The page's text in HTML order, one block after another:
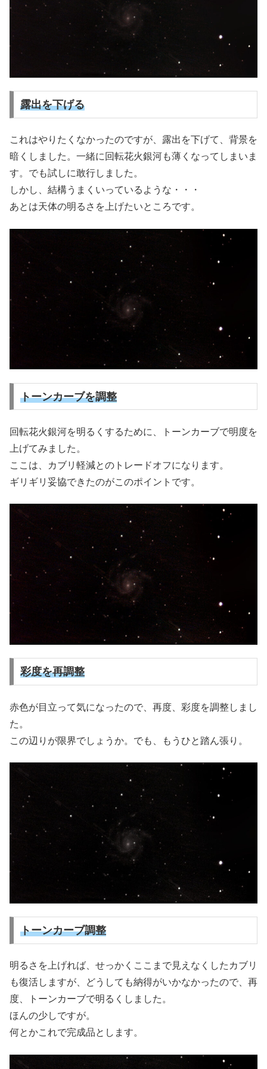
露出を下げる
これはやりたくなかったのですが、露出を下げて、背景を
暗くしました。一緒に回転花火銀河も薄くなってしまいま
す。でも試しに敢行しました。
しかし、結構うまくいっているような・・・
あとは天体の明るさを上げたいところです。
トーンカーブを調整
回転花火銀河を明るくするために、トーンカーブで明度を
上げてみました。
ここは、カブリ軽減とのトレードオフになります。
ギリギリ妥協できたのがこのポイントです。
彩度を再調整
赤色が目立って気になったので、再度、彩度を調整しまし
た。
この辺りが限界でしょうか。でも、もうひと踏ん張り。
トーンカーブ調整
明るさを上げれば、せっかくここまで見えなくしたカブリ
も復活しますが、どうしても納得がいかなかったので、再
度、トーンカーブで明るくしました。
ほんの少しですが。
何とかこれで完成品とします。